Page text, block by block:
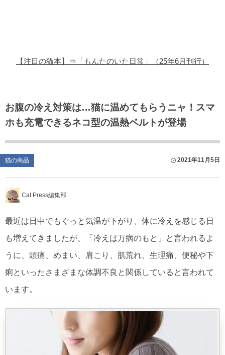
【注目の猫本】⇒「もんたのいた日常」（25年6月刊行）
お腹の冷え対策は…猫に温めてもらうニャ！スマ
ホも充電できるネコ型の温熱ベルトが登場
猫の商品 2021年11月5日
Cat Press編集部
最近は日中でもぐっと気温が下がり、体に冷えを感じる日
も増えてきましたが、「冷えは万病のもと」と言われるよ
うに、頭痛、めまい、肩こり、肌荒れ、生理痛、便秘や下
痢といったさまざまな体調不良と関係していると言われて
います。
猫のゲーム・アプリ
猫のフリー写真素材